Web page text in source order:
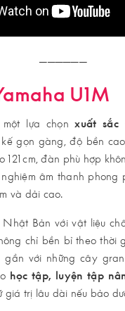
──────
U1M
lựa chọnxuất sắc
gọn gàng, độ bền
121 cm, đàn phù hợp
âm thanh phong
và dải cao.
Bản với vật liệu
chỉ bền bỉ theo thời
gần với những cây
học tập, luyện tập
giá trị lâu dài nếu bảo